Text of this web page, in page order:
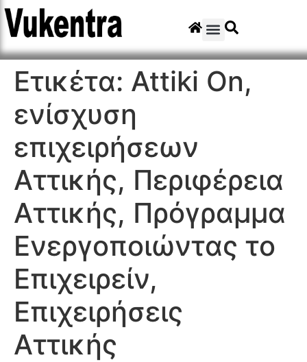
Ετικέτα: Attiki On,
ενίσχυση
επιχειρήσεων
Αττικής, Περιφέρεια
Αττικής, Πρόγραμμα
Ενεργοποιώντας το
Επιχειρείν,
Επιχειρήσεις
Αττικής